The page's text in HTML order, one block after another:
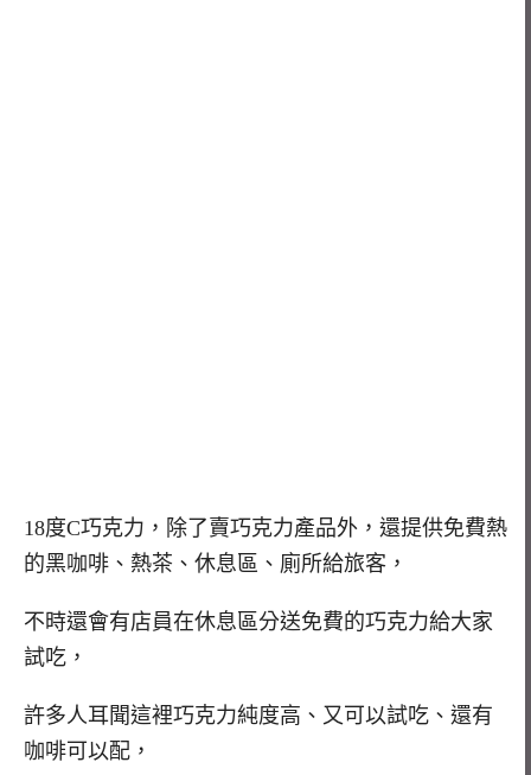
18度C巧克力，除了賣巧克力產品外，還提供免費熱
的黑咖啡、熱茶、休息區、廁所給旅客，
不時還會有店員在休息區分送免費的巧克力給大家
試吃，
許多人耳聞這裡巧克力純度高、又可以試吃、還有
咖啡可以配，